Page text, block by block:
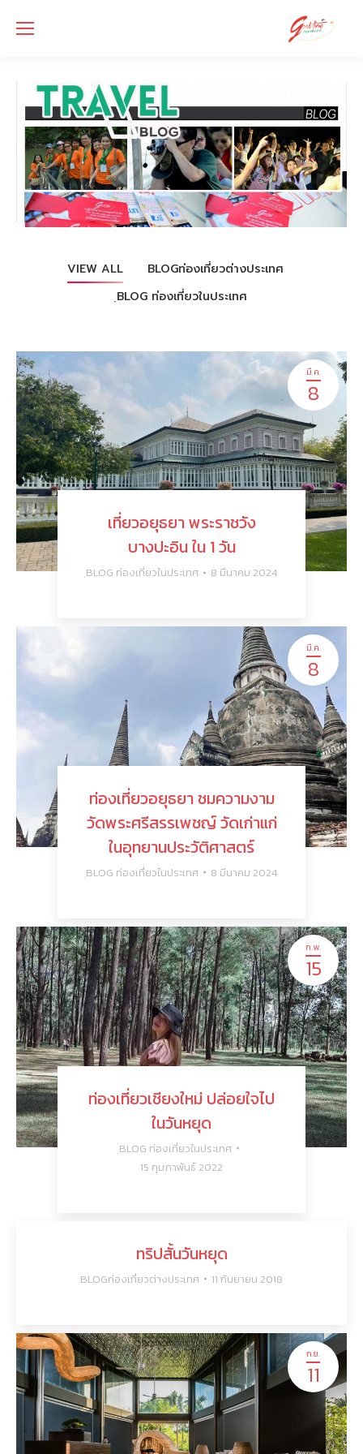
VIEW ALL
BLOGท่องเที่ยวต่างประเทศ
ฺBLOG ท่องเที่ยวในประเทศ
มี.ค.
8
เที่ยวอยุธยา พระราชวัง
บางปะอิน ใน 1 วัน
ฺBLOG ท่องเที่ยวในประเทศ 8 มีนาคม 2024
มี.ค.
8
ท่องเที่ยวอยุธยา ชมความงาม
วัดพระศรีสรรเพชญ์ วัดเก่าแก่
ในอุทยานประวัติศาสตร์
ฺBLOG ท่องเที่ยวในประเทศ 8 มีนาคม 2024
ก.พ.
15
ท่องเที่ยวเชียงใหม่ ปล่อยใจไป
ในวันหยุด
ฺBLOG ท่องเที่ยวในประเทศ
15 กุมภาพันธ์ 2022
ทริปสั้นวันหยุด
BLOGท่องเที่ยวต่างประเทศ 11 กันยายน 2018
ก.ย.
11